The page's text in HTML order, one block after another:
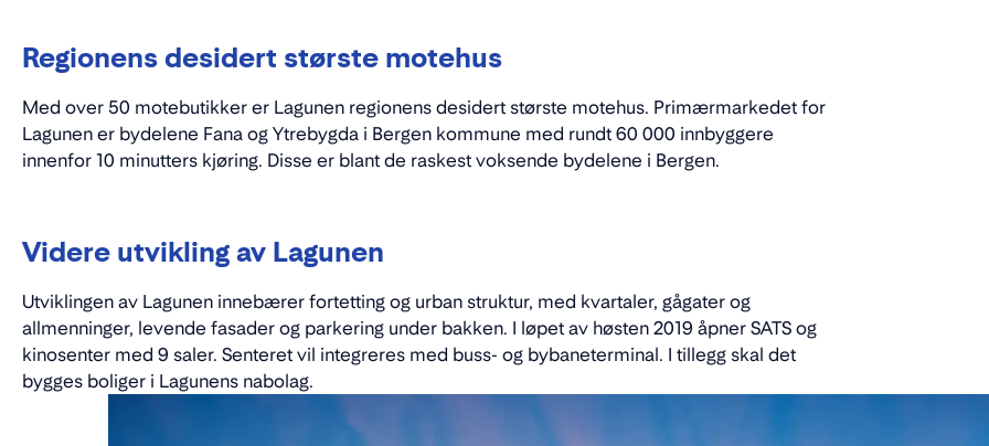
Regionens desidert største motehus
Med over 50 motebutikker er Lagunen regionens desidert største motehus. Primærmarkedet for
Lagunen er bydelene Fana og Ytrebygda i Bergen kommune med rundt 60 000 innbyggere
innenfor 10 minutters kjøring. Disse er blant de raskest voksende bydelene i Bergen.
Videre utvikling av Lagunen
Utviklingen av Lagunen innebærer fortetting og urban struktur, med kvartaler, gågater og
allmenninger, levende fasader og parkering under bakken. I løpet av høsten 2019 åpner SATS og
kinosenter med 9 saler. Senteret vil integreres med buss- og bybaneterminal. I tillegg skal det
bygges boliger i Lagunens nabolag.